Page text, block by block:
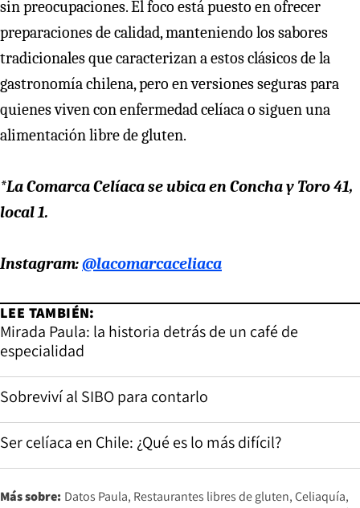
sin preocupaciones. El foco está puesto en ofrecer
preparaciones de calidad, manteniendo los sabores
tradicionales que caracterizan a estos clásicos de la
gastronomía chilena, pero en versiones seguras para
quienes viven con enfermedad celíaca o siguen una
alimentación libre de gluten.
*La Comarca Celíaca se ubica en Concha y Toro 41,
local 1.
Instagram:@lacomarcaceliaca
LEE TAMBIÉN:
Mirada Paula: la historia detrás de un café de
especialidad
Sobreviví al SIBO para contarlo
Ser celíaca en Chile: ¿Qué es lo más difícil?
Más sobre: Datos Paula Restaurantes libres de gluten Celiaquía